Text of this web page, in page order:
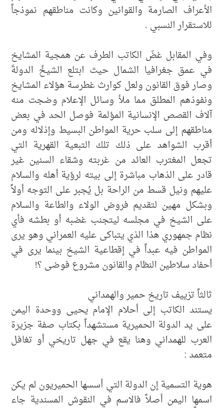
الأعراف الصارمة والقوانين وكانت مناطقهم نموذجاً
للاستقرار النسبي .
وفي المقابل غضّ الكاتب الطرف عن همجية المشايخ
في عمق جغرافيا الشمال حيث ابتلع الشيخُ الدولةَ
وصار فوق القانون ولعل كوارث غطرسة هؤلاء المشايخ
ونفوذهم المطلق مما ملأ وسائل الإعلام وضجت منه
آلاف القصص الإنسانية المؤلمة فوصل الحد في بعض
مناطقهم إلى سلب حرية المواطن البسيط وإذلاله ومن
أقرب الشواهد على ذلك تلك التبعية القهرية التي
تجعل المغترب العائد من غربته وشقاء السنين غير
قادر على الذهاب مباشرة إلى بيته لرؤية أهله والسلام
عليهم ونيل قسط من الراحة بل يُجبر على التوجه أولاً
وبشكل مهين لتقديم فروض الولاء والطاعة والسلام
على الشيخ في مجلسه ليتجنب غضبه أو بطشه فأي
نظام جمهوري هذا الذي يتباكى عليه العمراني وهو يرى
المواطن فيه عبداً في إقطاعية الشيخ بينما يرى في
أحفاد سلاطين النظام والقانون مشروع فوضى ؟!
ثالثاً تزييف تاريخ حمير والهمداني
يستند الكاتب إلى أحلام الإمام يحيى ووحدة اليمن
على يد الدولة الحميرية مستشهداً بكتاب صفة جزيرة
العرب للهمداني وهنا يقع في جهل تاريخي أو تغافل
متعمد :
هوية التسمية إن الدولة التي أسسها الحميريون لم يكن
اسمها اليمن أصلاً فالاسم في النقوش المسندية جاء